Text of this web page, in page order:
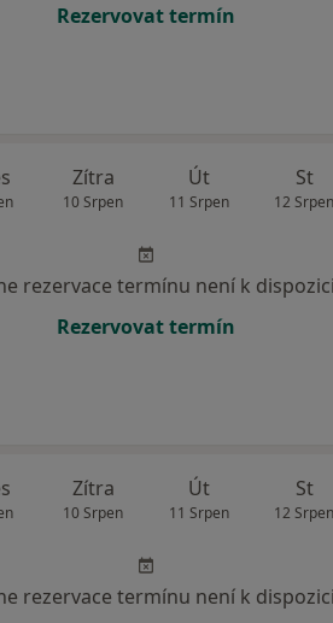
Rezervovat termín
Zítra
10 Srpen
Út
11 Srpen
St
12 Srpen
rezervace termínu není k dispozici
Rezervovat termín
Zítra
10 Srpen
Út
11 Srpen
St
12 Srpen
rezervace termínu není k dispozici